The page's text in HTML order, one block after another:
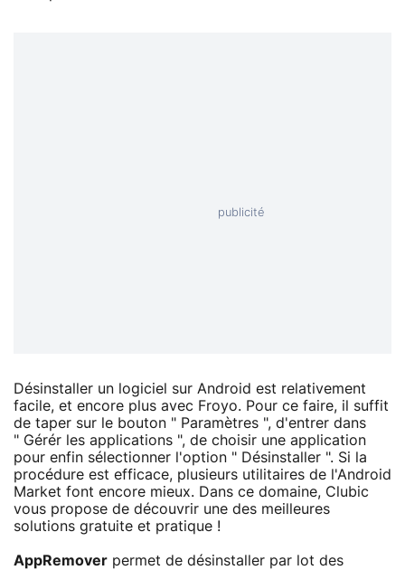
Désinstaller un logiciel sur Android est relativement
facile, et encore plus avec Froyo. Pour ce faire, il suffit
de taper sur le bouton " Paramètres ", d'entrer dans
" Gérér les applications ", de choisir une application
pour enfin sélectionner l'option " Désinstaller ". Si la
procédure est efficace, plusieurs utilitaires de l'Android
Market font encore mieux. Dans ce domaine, Clubic
vous propose de découvrir une des meilleures
solutions gratuite et pratique !
AppRemover permet de désinstaller par lot des